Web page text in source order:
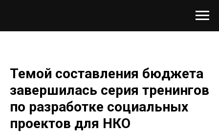
Темой составления бюджета
завершилась серия тренингов
по разработке социальных
проектов для НКО